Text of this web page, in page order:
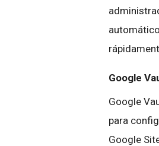
Google
Google
para
Google